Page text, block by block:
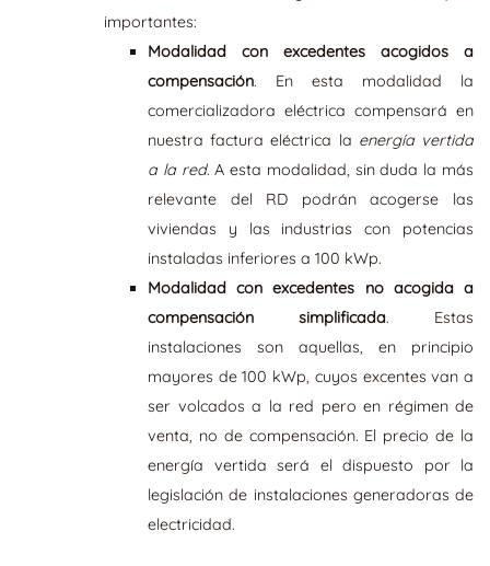
importantes:
Modalidad con excedentes acogidos a
compensación. En esta modalidad la
comercializadora eléctrica compensará en
nuestra factura eléctrica la energía vertida
a la red. A esta modalidad, sin duda la más
relevante del RD podrán acogerse las
viviendas y las industrias con potencias
instaladas inferiores a 100 kWp.
Modalidad con excedentes no acogida a
compensación simplificada. Estas
instalaciones son aquellas, en principio
mayores de 100 kWp, cuyos excentes van a
ser volcados a la red pero en régimen de
venta, no de compensación. El precio de la
energía vertida será el dispuesto por la
legislación de instalaciones generadoras de
electricidad.